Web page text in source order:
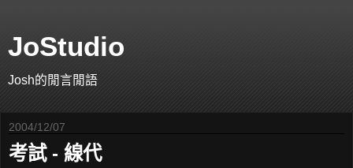
JoStudio
Josh的閒言閒語
2004/12/07
考試 - 線代